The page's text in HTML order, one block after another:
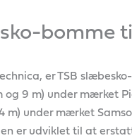
bomme
er TSB
9 m) under mærket
under mærket
er udviklet til at